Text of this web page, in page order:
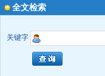
全文检索
关键字